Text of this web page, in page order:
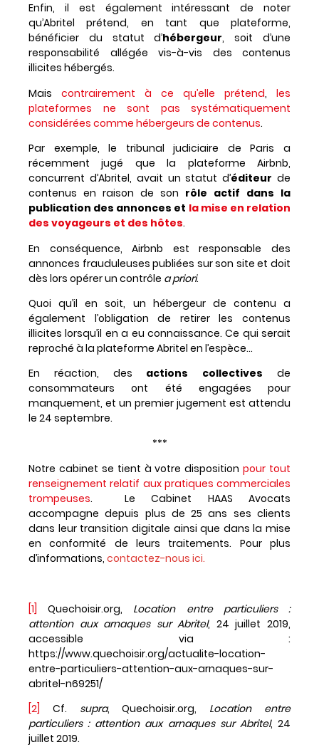
Enfin, il est également intéressant de noter
qu’Abritel prétend, en tant que plateforme,
bénéficier du statut d’hébergeur, soit d’une
responsabilité allégée vis-à-vis des contenus
illicites hébergés.
Mais contrairement à ce qu’elle prétend, les
plateformes ne sont pas systématiquement
considérées comme hébergeurs de contenus.
Par exemple, le tribunal judiciaire de Paris a
récemment jugé que la plateforme Airbnb,
concurrent d’Abritel, avait un statut d’éditeur de
contenus en raison de son rôle actif dans la
publication des annonces et la mise en relation
des voyageurs et des hôtes.
En conséquence, Airbnb est responsable des
annonces frauduleuses publiées sur son site et doit
dès lors opérer un contrôle a priori.
Quoi qu’il en soit, un hébergeur de contenu a
également l’obligation de retirer les contenus
illicites lorsqu’il en a eu connaissance. Ce qui serait
reproché à la plateforme Abritel en l’espèce…
En réaction, des actions collectives de
consommateurs ont été engagées pour
manquement, et un premier jugement est attendu
le 24 septembre.
***
Notre cabinet se tient à votre dispositionpour tout
renseignement relatif aux pratiques commerciales
trompeuses. Le Cabinet HAAS Avocats
accompagne depuis plus de 25 ans ses clients
dans leur transition digitale ainsi que dans la mise
en conformité de leurs traitements. Pour plus
d’informations, contactez-nous ici.
[1] Quechoisir.org, Location entre particuliers :
attention aux arnaques sur Abritel, 24 juillet 2019,
accessible via :
https://www.quechoisir.org/actualite-location-
entre-particuliers-attention-aux-arnaques-sur-
abritel-n69251/
[2]
Cf. supra, Quechoisir.org, Location entre
particuliers : attention aux arnaques sur Abritel, 24
juillet 2019.